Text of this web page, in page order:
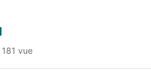
181 vue